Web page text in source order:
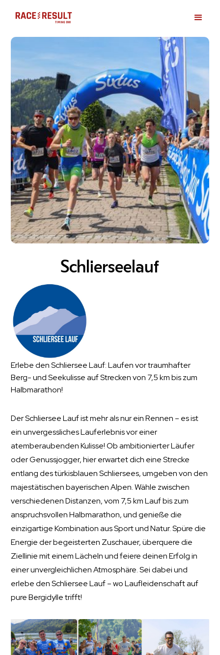
Schlierseelauf
Erlebe den Schliersee Lauf: Laufen vor traumhafter
Berg- und Seekulisse auf Strecken von 7,5 km bis zum
Halbmarathon!
Der Schliersee Lauf ist mehr als nur ein Rennen – es ist
ein unvergessliches Lauferlebnis vor einer
atemberaubenden Kulisse! Ob ambitionierter Läufer
oder Genussjogger, hier erwartet dich eine Strecke
entlang des türkisblauen Schliersees, umgeben von den
majestätischen bayerischen Alpen. Wähle zwischen
verschiedenen Distanzen, vom 7,5 km Lauf bis zum
anspruchsvollen Halbmarathon, und genieße die
einzigartige Kombination aus Sport und Natur. Spüre die
Energie der begeisterten Zuschauer, überquere die
Ziellinie mit einem Lächeln und feiere deinen Erfolg in
einer unvergleichlichen Atmosphäre. Sei dabei und
erlebe den Schliersee Lauf – wo Laufleidenschaft auf
pure Bergidylle trifft!